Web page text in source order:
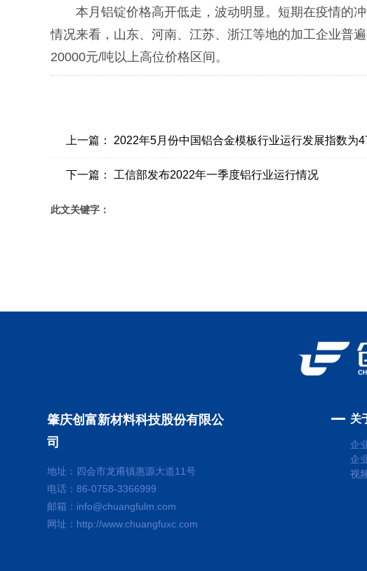
本月铝锭价格高开低走，波动明显。短期在疫情的
情况来看，山东、河南、江苏、浙江等地的加工企业普
20000元/吨以上高位价格区间。
上一篇： 2022年5月份中国铝合金模板行业运行发展指数为
下一篇： 工信部发布2022年一季度铝行业运行情况
此文关键字：
肇庆创富新材料科技股份有限公
司
地址：四会市龙甫镇惠源大道11号
电话：86-0758-3366999
邮箱：info@chuangfulm.com
网址：http://www.chuangfuxc.com
关
企
企
视